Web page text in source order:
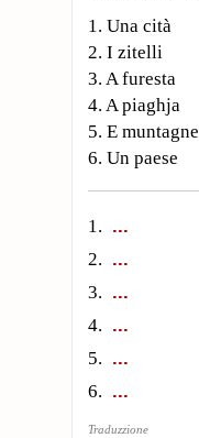
1. Una cità
2. I zitelli
3. A furesta
4. A piaghja
5. E muntagne
6. Un paese
1.
2.
3.
4.
5.
6.
Traduzzione